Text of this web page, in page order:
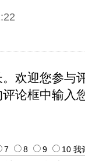
欢迎您参与
论框中输入
7 8 9 10 我